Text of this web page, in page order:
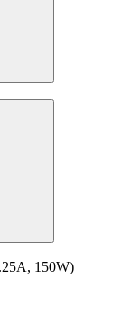
150W)